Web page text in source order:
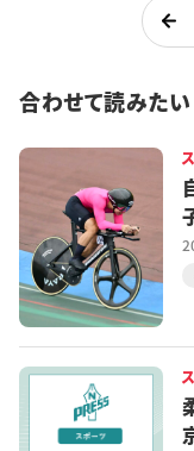
合わせて読みたい